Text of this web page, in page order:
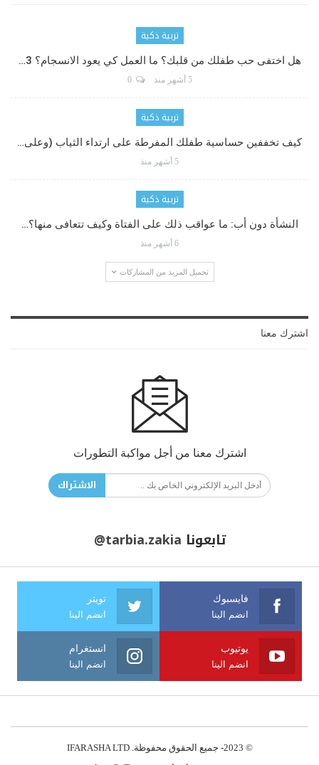
تربية ذكية
هل اختفى حب طفلك من قلبك؟ ما العمل كي يعود الانسجام؟ 3…
5 أشهر منذ 0
تربية ذكية
كيف تخففين حساسية طفلك المفرطة على ارتداء الثياب (وعلى…
5 أشهر منذ
تربية ذكية
النشأة دون أب: ما عواقب ذلك على الفتاة وكيف تتعافى منها؟…
6 أشهر منذ
تحميل المزيد من المشاركات
اشترك معنا
اشترك معنا من أجل مواكبة التطورات
الاشتراك
تابعونا @tarbia.zakia
فايسبوك
انضم الينا
تويتر
انضم الينا
يوتيوب
انضم الينا
انستغرام
انضم الينا
© 2023- جميع الحقوق محفوظة. IFARASHA LTD